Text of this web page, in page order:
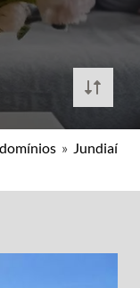
» Jundiaí